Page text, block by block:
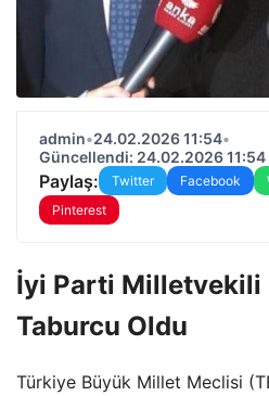
admin•24.02.2026 11:54•
Güncellendi: 24.02.2026 11:54
Paylaş: Twitter Facebook
Pinterest
İyi Parti Milletvekili
Taburcu Oldu
Türkiye Büyük Millet Meclisi